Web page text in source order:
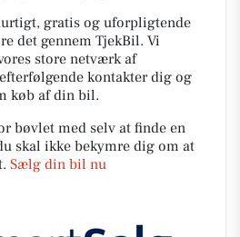
gratis og uforpligtende
det gennem TjekBil. Vi
store netværk af
kontakter dig og
køb af din bil.
bøvlet med selv at finde en
skal ikke bekymre dig om at
Sælg din bil nu